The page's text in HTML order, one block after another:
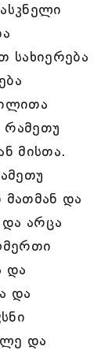
სახიერება
რამეთუ
მისთა.
მათმან და
არცა
და
და
და